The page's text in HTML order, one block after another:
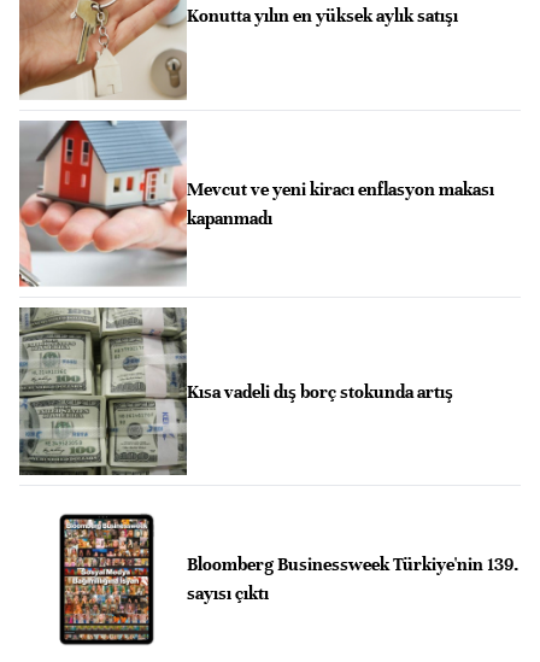
Konutta yılın en yüksek aylık satışı
Mevcut ve yeni kiracı enflasyon makası
kapanmadı
Kısa vadeli dış borç stokunda artış
Bloomberg Businessweek Türkiye'nin 139.
sayısı çıktı